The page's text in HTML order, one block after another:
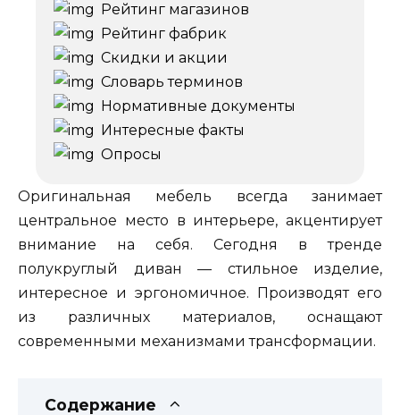
Рейтинг магазинов
Рейтинг фабрик
Скидки и акции
Словарь терминов
Нормативные документы
Интересные факты
Опросы
Оригинальная мебель всегда занимает
центральное место в интерьере, акцентирует
внимание на себя. Сегодня в тренде
полукруглый диван — стильное изделие,
интересное и эргономичное. Производят его
из различных материалов, оснащают
современными механизмами трансформации.
Содержание